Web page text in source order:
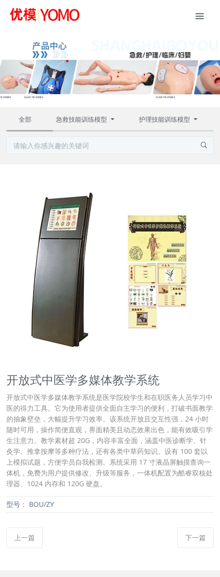
全部 急救技能训练模型 护理技能训练模型
开放式中医学多媒体教学系统
开放式中医学多媒体教学系统是医学院校学生和在职医务人员学习中
医的得力工具。它为使用者提供全面自主学习的便利，打破书面教学
的抽象壁垒，大幅提升学习效率。该系统开放且交互性强，24 小时
随时可用，操作简便直观，界面精美且动态效果出色，能有效吸引学
生注意力。教学素材超 20G，内容丰富全面，涵盖中医诊断学、针
灸学、推拿按摩等多种疗法，还有各类中草药知识。设有 100 套以
上模拟试题，方便学员自我检测。系统采用 17 寸液晶屏触摸查询一
体机，免费为用户提供修改、升级等服务，一体机配置为酷睿双核处
理器、1024 内存和 120G 硬盘。
型号： BOU/ZY
上一篇 下一篇